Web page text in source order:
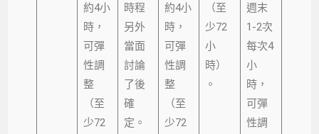
約4小
時，
可彈
性調
整
（至
少72
時程
另外
當面
討論
了後
確
定。
約4小
時，
可彈
性調
整
（至
少72
（至
少72
小
時）
。
週末
1-2次
每次4
小
時，
可彈
性調